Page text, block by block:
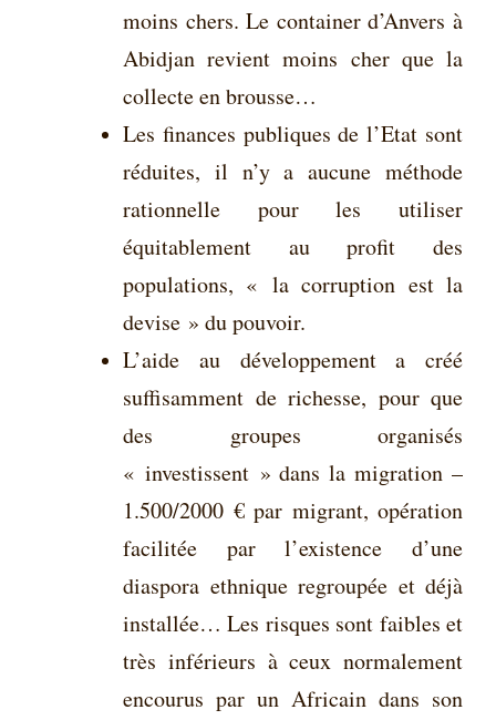
moins chers. Le container d’Anvers à
Abidjan revient moins cher que la
collecte en brousse…
Les finances publiques de l’Etat sont
réduites, il n’y a aucune méthode
rationnelle pour les utiliser
équitablement au profit des
populations, « la corruption est la
devise » du pouvoir.
L’aide au développement a créé
suffisamment de richesse, pour que
des groupes organisés
« investissent » dans la migration –
1.500/2000 € par migrant, opération
facilitée par l’existence d’une
diaspora ethnique regroupée et déjà
installée… Les risques sont faibles et
très inférieurs à ceux normalement
encourus par un Africain dans son